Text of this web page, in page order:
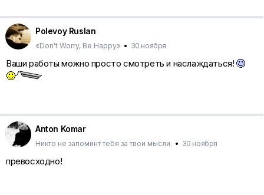
Polevoy Ruslan
«Don't Worry, Be Happy» • 30 ноября
Ваши работы можно просто смотреть и наслаждаться!
Anton Komar
Никто не запоминт тебя за твои мысли. • 30 ноября
превосходно!